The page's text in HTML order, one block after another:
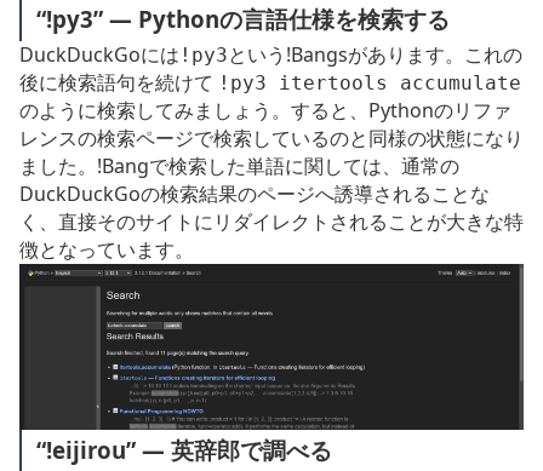
“!py3” ― Pythonの言語仕様を検索する
DuckDuckGoには !py3という!Bangsがあります。これの
後に検索語句を続けて !py3 itertools accumulate
のように検索してみましょう。すると、Pythonのリファ
レンスの検索ページで検索しているのと同様の状態になり
ました。!Bangで検索した単語に関しては、通常の
DuckDuckGoの検索結果のページへ誘導されることな
く、直接そのサイトにリダイレクトされることが大きな特
徴となっています。
“!eijirou” ― 英辞郎で調べる